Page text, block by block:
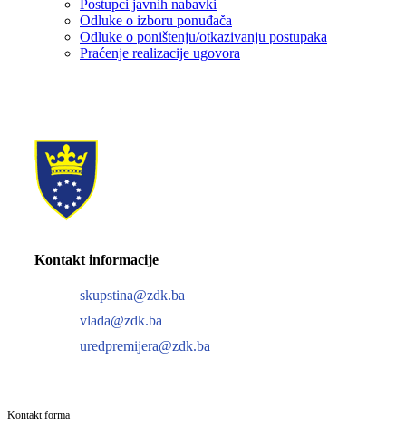
Postupci javnih nabavki
Odluke o izboru ponuđača
Odluke o poništenju/otkazivanju postupaka
Praćenje realizacije ugovora
Kontakt informacije
skupstina@zdk.ba
vlada@zdk.ba
uredpremijera@zdk.ba
Kontakt forma